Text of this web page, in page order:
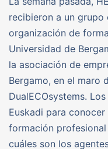
recibieron a un
organización de
Universidad de
la asociación de
Bergamo, en el maro
DualECOsystems.
Euskadi para
formación
cuáles son los